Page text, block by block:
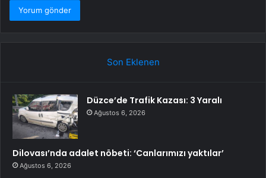
Son Eklenen
Düzce’de Trafik Kazası: 3 Yaralı
Ağustos 6, 2026
Dilovası’nda adalet nöbeti: ‘Canlarımızı yaktılar’
Ağustos 6, 2026